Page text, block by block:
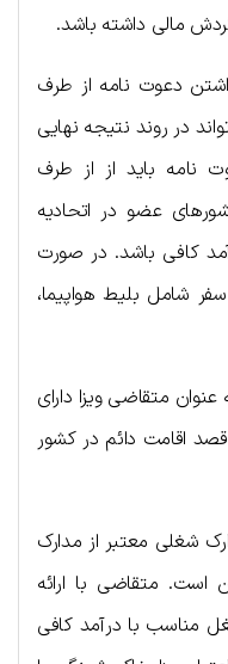
مالی داشته باشد.
دعوت نامه از طرف
در روند نتیجه نهایی
نامه باید از از طرف
عضو در اتحادیه
کافی باشد. در صورت
شامل بلیط هواپیما،
متقاضی ویزا دارای
اقامت دائم در کشور
شغلی معتبر از مدارک
است. متقاضی با ارائه
مناسب با درآمد کافی